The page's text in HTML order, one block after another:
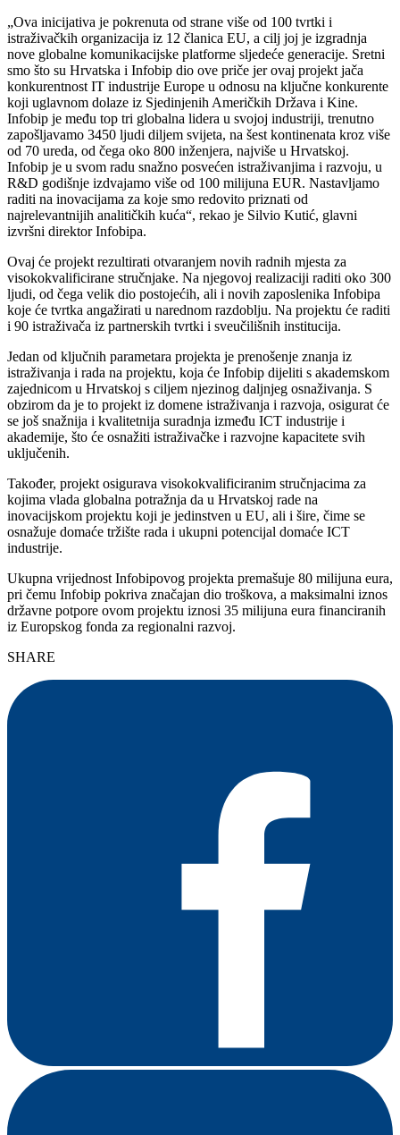
„Ova inicijativa je pokrenuta od strane više od 100 tvrtki i
istraživačkih organizacija iz 12 članica EU, a cilj joj je izgradnja
nove globalne komunikacijske platforme sljedeće generacije. Sretni
smo što su Hrvatska i Infobip dio ove priče jer ovaj projekt jača
konkurentnost IT industrije Europe u odnosu na ključne konkurente
koji uglavnom dolaze iz Sjedinjenih Američkih Država i Kine.
Infobip je među top tri globalna lidera u svojoj industriji, trenutno
zapošljavamo 3450 ljudi diljem svijeta, na šest kontinenata kroz više
od 70 ureda, od čega oko 800 inženjera, najviše u Hrvatskoj.
Infobip je u svom radu snažno posvećen istraživanjima i razvoju, u
R&D godišnje izdvajamo više od 100 milijuna EUR. Nastavljamo
raditi na inovacijama za koje smo redovito priznati od
najrelevantnijih analitičkih kuća“, rekao je Silvio Kutić, glavni
izvršni direktor Infobipa.
Ovaj će projekt rezultirati otvaranjem novih radnih mjesta za
visokokvalificirane stručnjake. Na njegovoj realizaciji raditi oko 300
ljudi, od čega velik dio postojećih, ali i novih zaposlenika Infobipa
koje će tvrtka angažirati u narednom razdoblju. Na projektu će raditi
i 90 istraživača iz partnerskih tvrtki i sveučilišnih institucija.
Jedan od ključnih parametara projekta je prenošenje znanja iz
istraživanja i rada na projektu, koja će Infobip dijeliti s akademskom
zajednicom u Hrvatskoj s ciljem njezinog daljnjeg osnaživanja. S
obzirom da je to projekt iz domene istraživanja i razvoja, osigurat će
se još snažnija i kvalitetnija suradnja između ICT industrije i
akademije, što će osnažiti istraživačke i razvojne kapacitete svih
uključenih.
Također, projekt osigurava visokokvalificiranim stručnjacima za
kojima vlada globalna potražnja da u Hrvatskoj rade na
inovacijskom projektu koji je jedinstven u EU, ali i šire, čime se
osnažuje domaće tržište rada i ukupni potencijal domaće ICT
industrije.
Ukupna vrijednost Infobipovog projekta premašuje 80 milijuna eura,
pri čemu Infobip pokriva značajan dio troškova, a maksimalni iznos
državne potpore ovom projektu iznosi 35 milijuna eura financiranih
iz Europskog fonda za regionalni razvoj.
SHARE